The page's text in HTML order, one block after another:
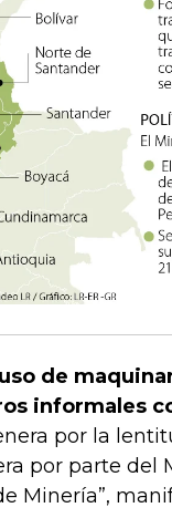
de
informales
por la
por parte del
Minería”,